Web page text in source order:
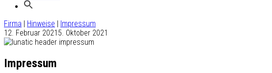
Firma | Hinweise | Impressum
12. Februar 2021 5. Oktober 2021
Impressum